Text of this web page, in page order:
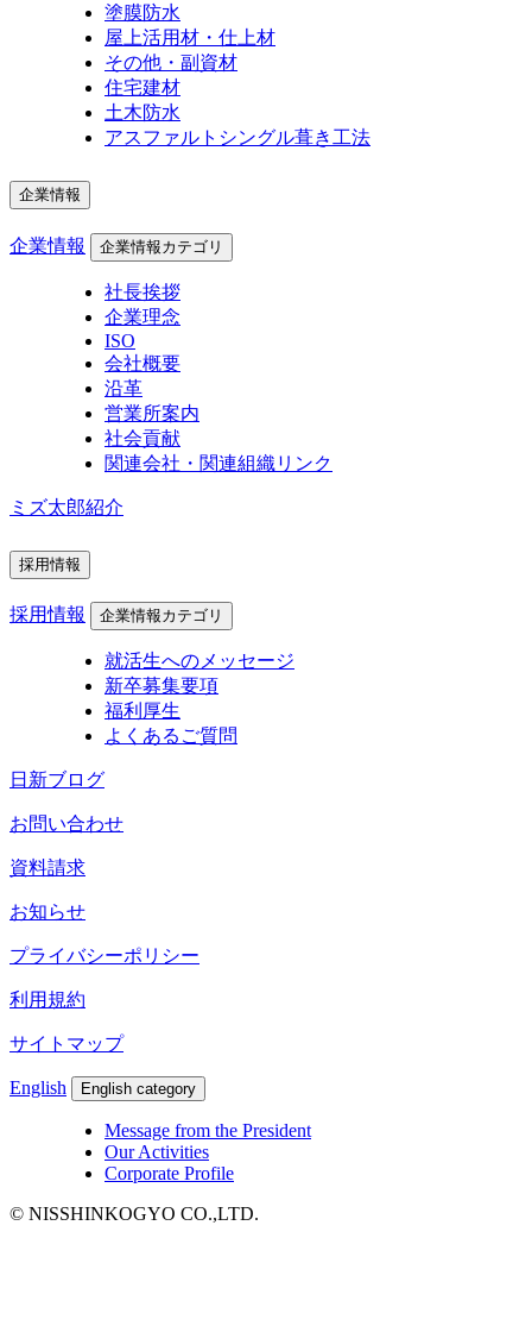
塗膜防水
屋上活用材・仕上材
その他・副資材
住宅建材
土木防水
アスファルトシングル葺き工法
企業情報
企業情報 企業情報カテゴリ
社長挨拶
企業理念
ISO
会社概要
沿革
営業所案内
社会貢献
関連会社・関連組織リンク
ミズ太郎紹介
採用情報
採用情報 企業情報カテゴリ
就活生へのメッセージ
新卒募集要項
福利厚生
よくあるご質問
日新ブログ
お問い合わせ
資料請求
お知らせ
プライバシーポリシー
利用規約
サイトマップ
English English category
Message from the President
Our Activities
Corporate Profile
© NISSHINKOGYO CO.,LTD.